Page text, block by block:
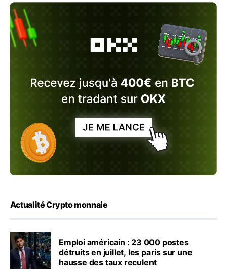
Actualité Crypto monnaie
Emploi américain : 23 000 postes
détruits en juillet, les paris sur une
hausse des taux reculent